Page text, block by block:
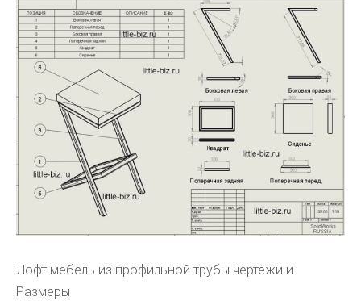
Лофт мебель из профильной трубы чертежи и
Размеры